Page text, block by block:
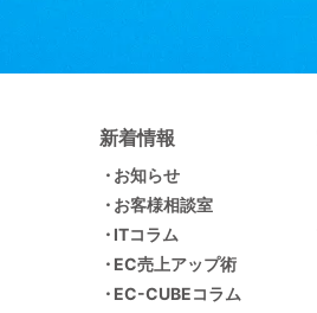
新着情報
お知らせ
お客様相談室
ITコラム
EC売上アップ術
EC-CUBEコラム